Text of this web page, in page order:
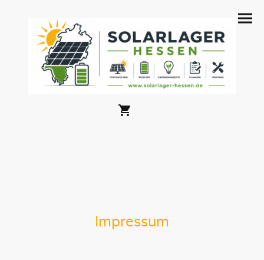
Impressum